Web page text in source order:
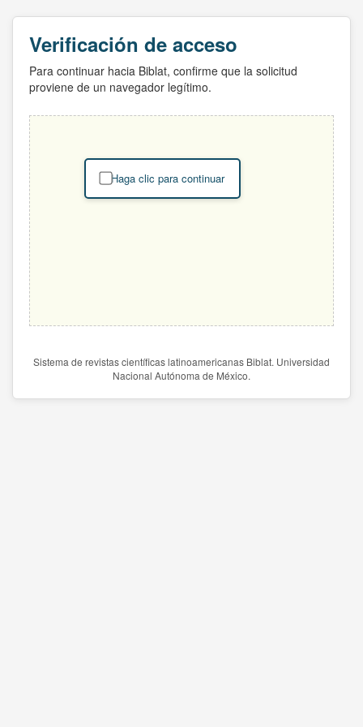
Verificación de acceso
Para continuar hacia Biblat, confirme que la solicitud
proviene de un navegador legítimo.
Haga clic para continuar
Sistema de revistas científicas latinoamericanas Biblat. Universidad
Nacional Autónoma de México.